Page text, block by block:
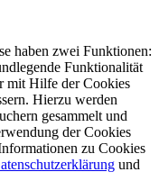
haben zwei Funktionen:
Funktionalität
mit Hilfe der Cookies
Hierzu werden
gesammelt und
der Cookies
zu Cookies
und